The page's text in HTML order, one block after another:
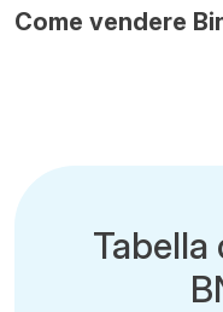
Come vendere
Tabella